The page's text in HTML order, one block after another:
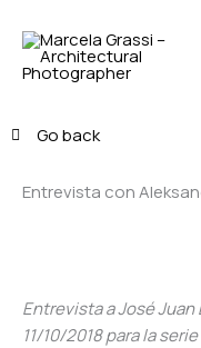
contenido
Go back
Entrevista con
Entrevista a José
11/10/2018 para la serie